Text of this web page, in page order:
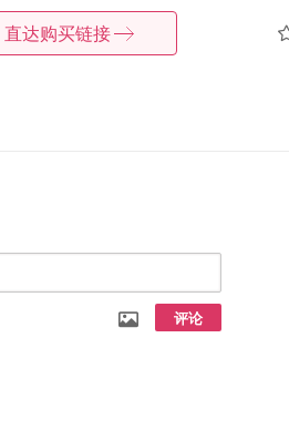
直达购买链接
评论